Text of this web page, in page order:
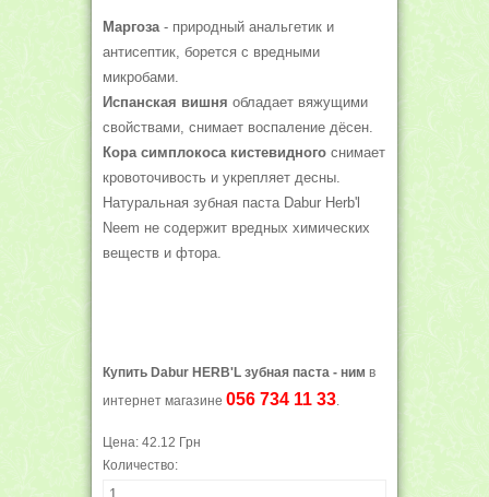
Маргоза- природный анальгетик и
антисептик, борется с вредными
микробами.
Испанская вишня обладает вяжущими
свойствами, снимает воспаление дёсен.
Кора симплокоса кистевидного снимает
кровоточивость и укрепляет десны.
Натуральная зубная паста Dabur Herb'l
Neem не содержит вредных химических
веществ и фтора.
Купить Dabur HERB'L зубная паста - ним в
интернет магазине 056 734 11 33.
Цена: 42.12 Грн
Количество: